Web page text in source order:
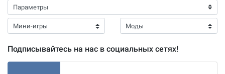
Подписывайтесь на нас в социальных сетях!